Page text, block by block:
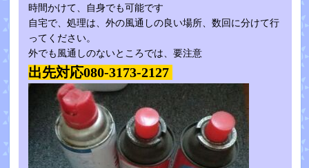
時間かけて、自身でも可能です
自宅で、処理は、外の風通しの良い場所、数回に分けて行
ってください。
外でも風通しのないところでは、要注意
出先対応080-3173-2127